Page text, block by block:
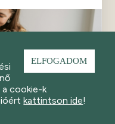
ELFOGADOM
a cookie-k
kattintson ide!